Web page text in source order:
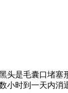
头是毛囊口堵塞
小时到一天内消